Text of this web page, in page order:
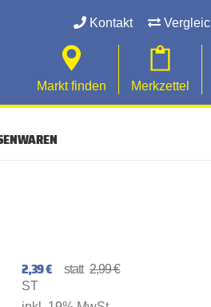
Kontakt
Markt finden Merkzettel
2,99 €
2,39 €
ST